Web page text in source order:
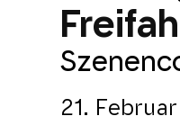
21.